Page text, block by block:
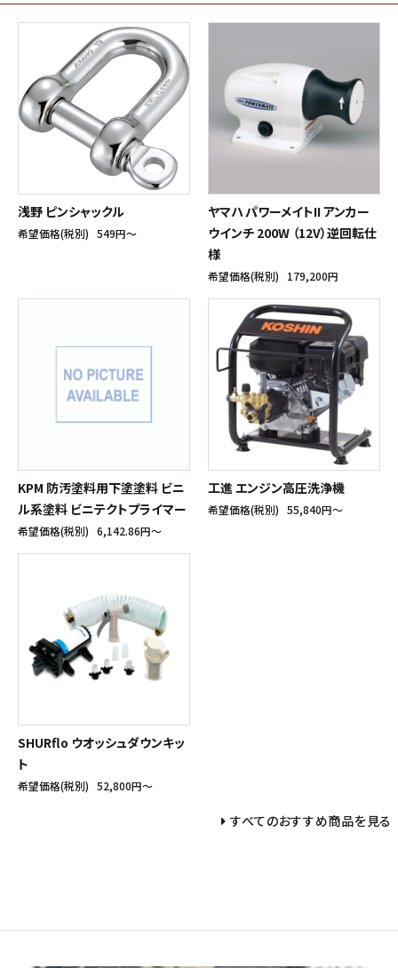
浅野 ピンシャックル
希望価格(税別) 549円〜
ヤマハ パワーメイトII アンカー
ウインチ 200W （12V）逆回転仕
様
希望価格(税別) 179,200円
KPM 防汚塗料用下塗塗料 ビニ
ル系塗料 ビニテクトプライマー
希望価格(税別) 6,142.86円〜
工進 エンジン高圧洗浄機
希望価格(税別) 55,840円〜
SHURflo ウオッシュダウンキッ
ト
希望価格(税別) 52,800円〜
すべてのおすすめ商品を見る